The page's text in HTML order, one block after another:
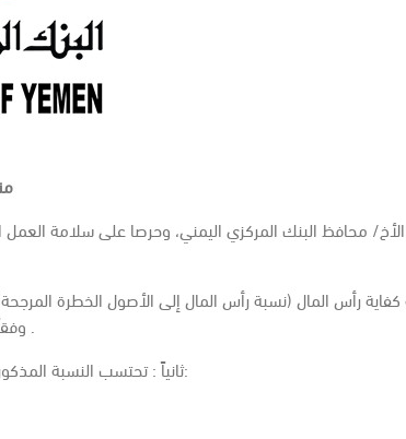
محافظ البنك المركزي اليمني، وحرصا على سلامة
وفقاً للتعديل الوارد في هذا المنشور .
ثانياً : تحتسب النسبة المذكورة في البند أولاً على النحو التالي: